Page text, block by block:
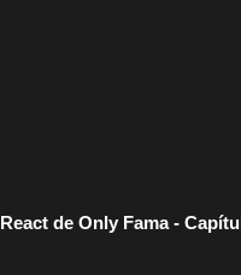
React de Only Fama -